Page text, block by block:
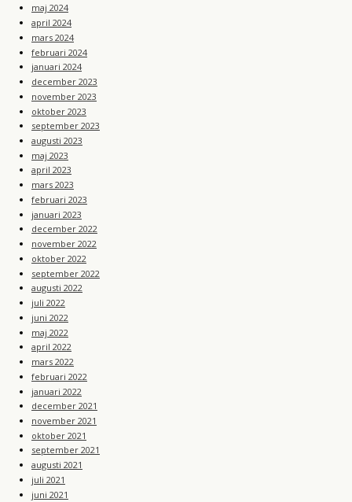
maj 2024
april 2024
mars 2024
februari 2024
januari 2024
december 2023
november 2023
oktober 2023
september 2023
augusti 2023
maj 2023
april 2023
mars 2023
februari 2023
januari 2023
december 2022
november 2022
oktober 2022
september 2022
augusti 2022
juli 2022
juni 2022
maj 2022
april 2022
mars 2022
februari 2022
januari 2022
december 2021
november 2021
oktober 2021
september 2021
augusti 2021
juli 2021
juni 2021